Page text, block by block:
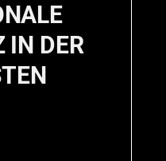
IN DER